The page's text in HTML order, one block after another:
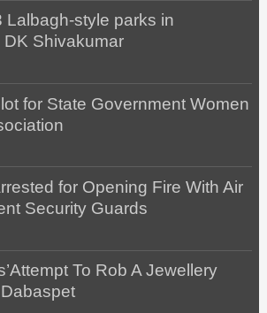
Lalbagh-style parks in
Shivakumar
for State Government Women
for Opening Fire With Air
Security Guards
To Rob A Jewellery